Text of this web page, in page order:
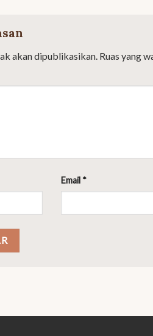
akan dipublikasikan. Ruas yang
Email *